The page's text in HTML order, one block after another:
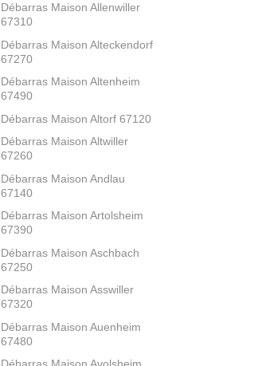
Débarras Maison Allenwiller
67310
Débarras Maison Alteckendorf
67270
Débarras Maison Altenheim
67490
Débarras Maison Altorf 67120
Débarras Maison Altwiller
67260
Débarras Maison Andlau
67140
Débarras Maison Artolsheim
67390
Débarras Maison Aschbach
67250
Débarras Maison Asswiller
67320
Débarras Maison Auenheim
67480